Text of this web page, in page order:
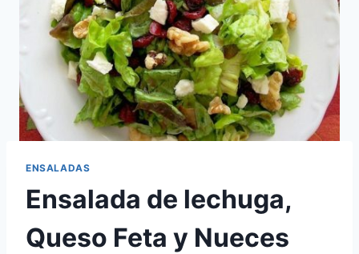
ENSALADAS
Ensalada de lechuga,
Queso Feta y Nueces